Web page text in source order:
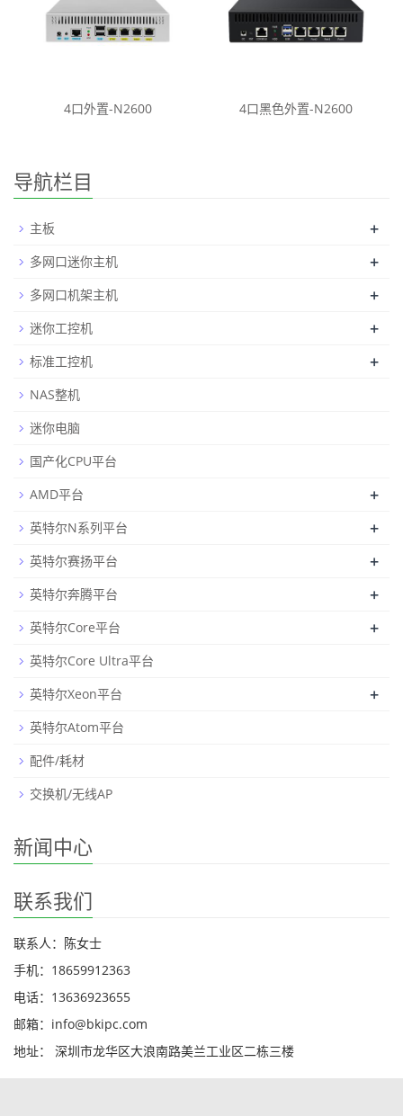
4口外置-N2600 4口黑色外置-N2600
导航栏目
主板 +
多网口迷你主机 +
多网口机架主机 +
迷你工控机 +
标准工控机 +
NAS整机
迷你电脑
国产化CPU平台
AMD平台
+
英特尔N系列平台 +
英特尔赛扬平台 +
英特尔奔腾平台 +
英特尔Core平台 +
英特尔Core Ultra平台
英特尔Xeon平台
+
英特尔Atom平台
配件/耗材
交换机/无线AP
新闻中心
联系我们
联系人：陈女士
手机：18659912363
电话：13636923655
邮箱：info@bkipc.com
地址： 深圳市龙华区大浪南路美兰工业区二栋三楼